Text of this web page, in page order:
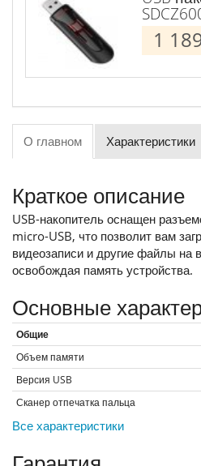
1
О главном Характеристики
Краткое описание
USB-накопитель оснащен
micro-USB, что позволит вам
видеозаписи и другие файлы на
освобождая память
Основные
Общие
Объем памяти
Версия USB
Сканер отпечатка пальца
Все характеристики